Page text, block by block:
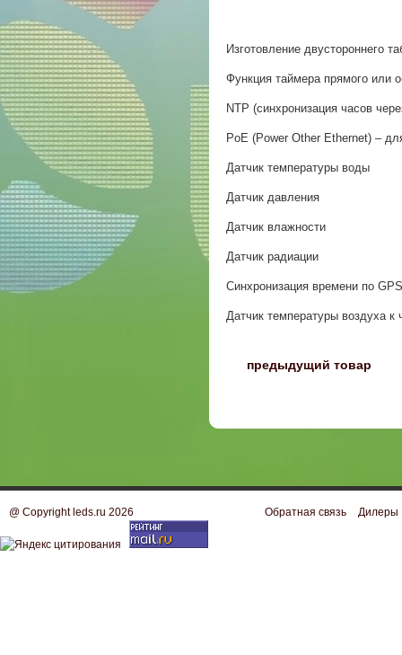
Изготовление двустороннего
Функция таймера прямого или
NTP (синхронизация часов
PoE (Power Other Ethernet) –
Датчик температуры воды
Датчик давления
Датчик влажности
Датчик радиации
Синхронизация времени по GPS
Датчик температуры воздуха
предыдущий товар
@ Copyright leds.ru 2026 Обратная связь Дилеры